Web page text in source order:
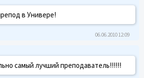
в Универе!
06.06.2010 12:09
самый лучший преподаватель!!!!!!